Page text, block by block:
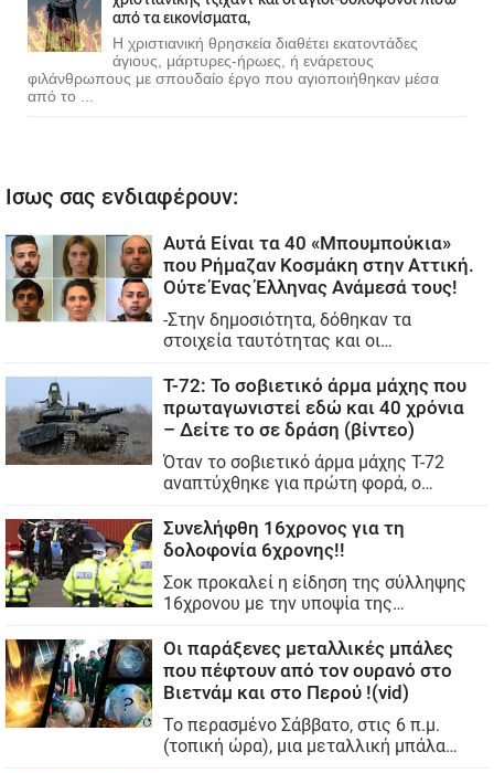
από τα εικονίσματα,
Η χριστιανική θρησκεία διαθέτει εκατοντάδες
άγιους, μάρτυρες-ήρωες, ή ενάρετους
φιλάνθρωπους με σπουδαίο έργο που αγιοποιήθηκαν μέσα
από το ...